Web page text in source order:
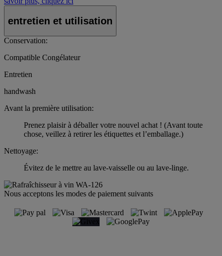
entretien et utilisation
Conservation:
Compatible Congélateur
Entretien
handwash
Avant la première utilisation:
Prenez plaisir à déballer votre nouvel achat ! (Avant toute
chose, veillez à retirer les étiquettes et l’emballage.)
Nettoyage:
Évitez de le mettre au lave-vaisselle ou au lave-linge.
Nous acceptons les modes de paiement suivants